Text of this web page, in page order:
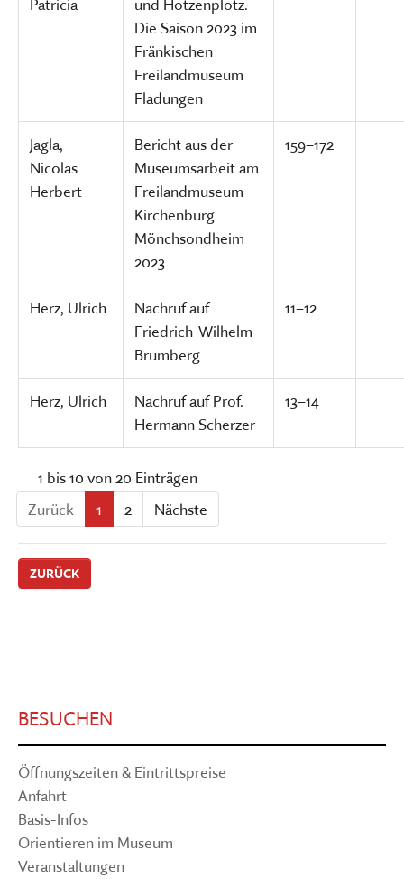
Die Saison 2023 im
Fränkischen
Freilandmuseum
Fladungen
Jagla,
Nicolas
Herbert
Bericht aus der
Museumsarbeit am
Freilandmuseum
Kirchenburg
Mönchsondheim
2023
159–172
Herz, Ulrich
Nachruf auf
Friedrich-Wilhelm
Brumberg
11–12
Herz, Ulrich
Nachruf auf Prof.
Hermann Scherzer
13–14
1 bis 10 von 20 Einträgen
Zurück
1 2 Nächste
ZURÜCK
BESUCHEN
Öffnungszeiten & Eintrittspreise
Anfahrt
Basis-Infos
Orientieren im Museum
Veranstaltungen